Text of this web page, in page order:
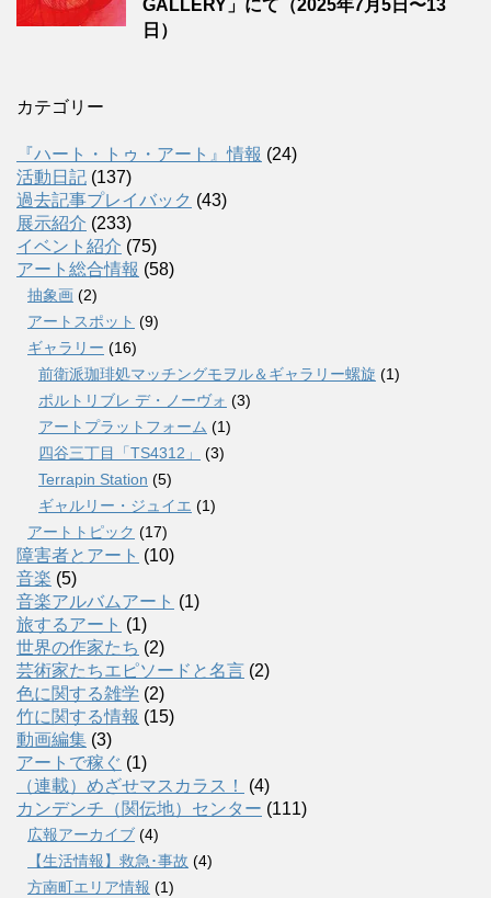
GALLERY」にて（2025年7月5日〜13
日）
カテゴリー
『ハート・トゥ・アート』情報 (24)
活動日記 (137)
過去記事プレイバック (43)
展示紹介 (233)
イベント紹介 (75)
アート総合情報 (58)
抽象画 (2)
アートスポット (9)
ギャラリー (16)
前衛派珈琲処マッチングモヲル＆ギャラリー螺旋 (1)
ポルトリブレ デ・ノーヴォ (3)
アートプラットフォーム (1)
四谷三丁目「TS4312」
(3)
Terrapin Station (5)
ギャルリー・ジュイエ (1)
アートトピック (17)
障害者とアート (10)
音楽 (5)
音楽アルバムアート (1)
旅するアート (1)
世界の作家たち (2)
芸術家たちエピソードと名言 (2)
色に関する雑学 (2)
竹に関する情報 (15)
動画編集 (3)
アートで稼ぐ (1)
（連載）めざせマスカラス！
(4)
カンデンチ（関伝地）センター (111)
広報アーカイブ (4)
【生活情報】救急･事故 (4)
方南町エリア情報 (1)